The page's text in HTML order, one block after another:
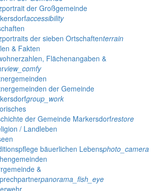
der Großgemeinde
accessibility
der sieben Ortschaftenterrain
& Fakten
Flächenangaben &
view_comfy
der Gemeinde
group_work
der Gemeinde Markersdorfrestore
/ Landleben
bäuerlichen Lebensphoto_camera
&
panorama_fish_eye